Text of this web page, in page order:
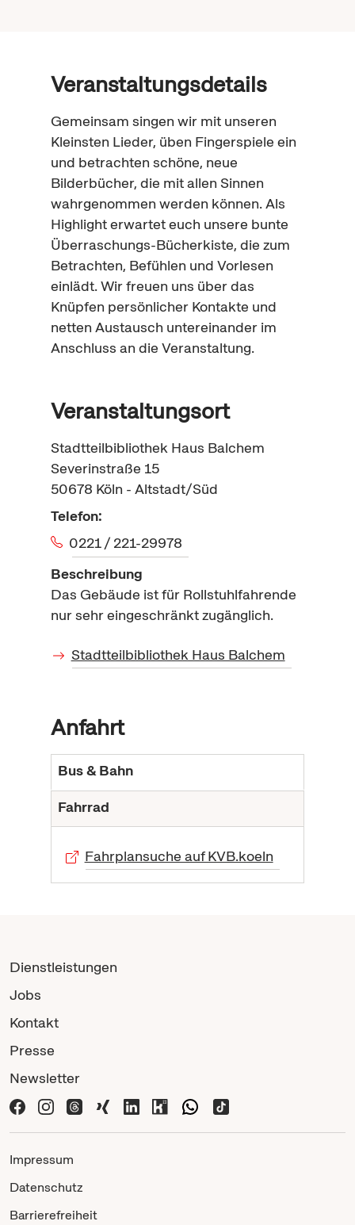
Veranstaltungsdetails
Gemeinsam singen wir mit unseren
Kleinsten Lieder, üben Fingerspiele ein
und betrachten schöne, neue
Bilderbücher, die mit allen Sinnen
wahrgenommen werden können. Als
Highlighterwartet euch unsere bunte
Überraschungs-Bücherkiste, die zum
Betrachten, Befühlen und Vorlesen
einlädt. Wir freuen uns über das
Knüpfen persönlicher Kontakte und
netten Austausch untereinander im
Anschluss an die Veranstaltung.
Veranstaltungsort
Stadtteilbibliothek Haus Balchem
Severinstraße 15
50678 Köln - Altstadt/Süd
Telefon:
0221 / 221-29978
Beschreibung
Das Gebäude ist für Rollstuhlfahrende
nur sehr eingeschränkt zugänglich.
Stadtteilbibliothek Haus Balchem
Anfahrt
Bus & Bahn
Fahrrad
Fahrplansuche auf KVB.koeln
Dienstleistungen
Jobs
Kontakt
Presse
Newsletter
Impressum
Datenschutz
Barrierefreiheit